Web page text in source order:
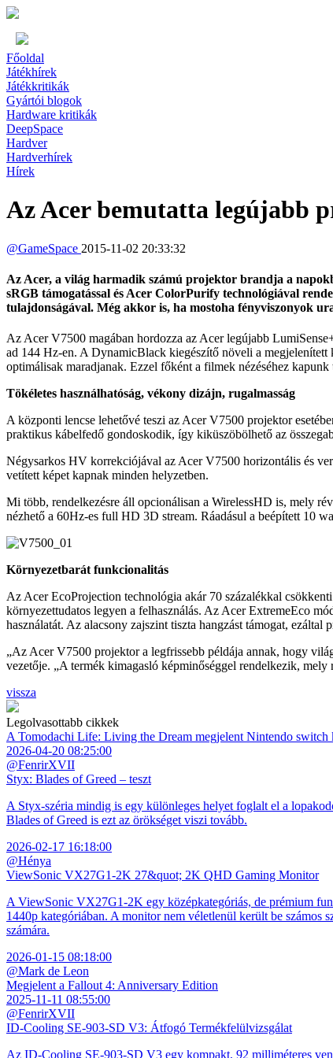
Főoldal
Játékhírek
Játékkritikák
Gyártói blogok
Hardware kritikák
DeepSpace
Hardver
Hardverhírek
Hírek
Az Acer bemutatta legújabb
@GameSpace 2015-11-02 20:33:32
Az Acer, a világ harmadik számú projektor brandja a
sRGB támogatással és Acer ColorPurify technológiával
tulajdonságával. Még akkor is, ha mostoha fényviszonyok
Az Acer V7500 magában hordozza az Acer legújabb
ad 144 Hz-en. A DynamicBlack kiegészítő növeli a
optimálisak maradjanak. Ezzel főként a filmek nézéséhez
Tökéletes használhatóság, vékony dizájn, rugalmasság
A központi lencse lehetővé teszi az Acer V7500 projektor
praktikus kábelfedő gondoskodik, így kiküszöbölhető az
Négysarkos HV korrekciójával az Acer V7500 horizontális és
vetített képet kapnak minden helyzetben.
Mi több, rendelkezésre áll opcionálisan a WirelessHD is, mely
nézhető a 60Hz-es full HD 3D stream. Ráadásul a beépített 10
Környezetbarát funkcionalitás
Az Acer EcoProjection technológia akár 70 százalékkal
környezettudatos legyen a felhasználás. Az Acer ExtremeEco
használatát. Az alacsony zajszint tiszta hangzást támogat,
„Az Acer V7500 projektor a legfrissebb példája annak, hogy
vezetője. „A termék kimagasló képminőséggel rendelkezik,
vissza
Legolvasottabb cikkek
A Tomodachi Life: Living the Dream megjelent Nintendo switch
2026-04-20 08:25:00
@FenrirXVII
Styx: Blades of Greed – teszt
A Styx-széria mindig is egy különleges helyet foglalt el a
Blades of Greed is ezt az örökséget viszi tovább.
2026-02-17 16:18:00
@Hénya
ViewSonic VX27G1-2K 27&quot; 2K QHD Gaming Monitor
A ViewSonic VX27G1-2K egy középkategóriás, de prémium
1440p kategóriában. A monitor nem véletlenül került be
számára.
2026-01-15 08:18:00
@Mark de Leon
Megjelent a Fallout 4: Anniversary Edition
2025-11-11 08:55:00
@FenrirXVII
ID-Cooling SE-903-SD V3: Átfogó Termékfelülvizsgálat
Az ID-Cooling SE-903-SD V3 egy kompakt, 92 milliméteres